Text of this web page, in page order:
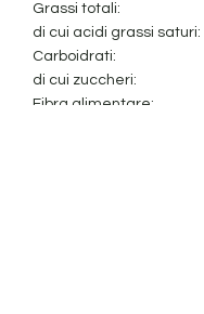
Grassi totali:
di cui acidi grassi saturi:
Carboidrati:
di cui zuccheri:
Fibra alimentare: